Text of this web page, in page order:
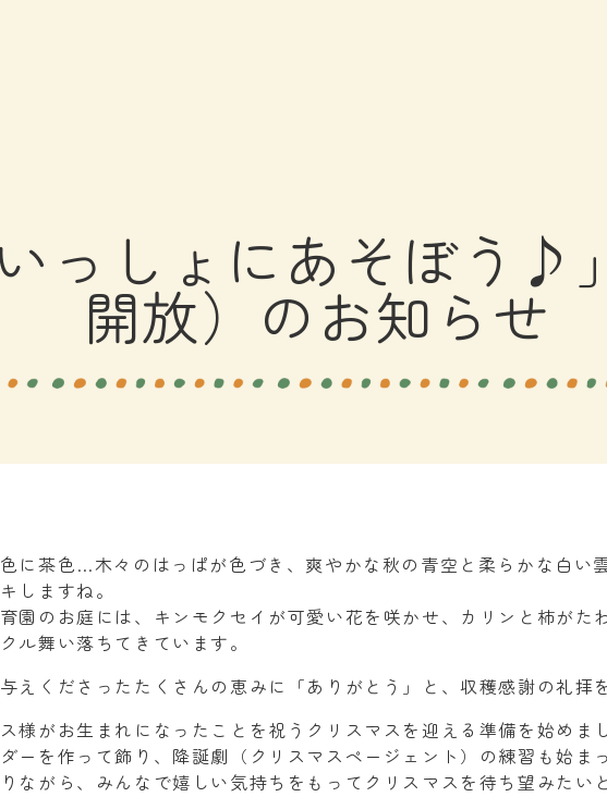
っしょにあそぼう♪
開放）のお知らせ
に茶色…木々のはっぱが色づき、爽やかな秋の青空と柔らかな白い
しますね。
園のお庭には、キンモクセイが可愛い花を咲かせ、カリンと柿がた
ル舞い落ちてきています。
えくださったたくさんの恵みに「ありがとう」と、収穫感謝の礼拝
様がお生まれになったことを祝うクリスマスを迎える準備を始めま
ーを作って飾り、降誕劇（クリスマスページェント）の練習も始ま
ながら、みんなで嬉しい気持ちをもってクリスマスを待ち望みたい